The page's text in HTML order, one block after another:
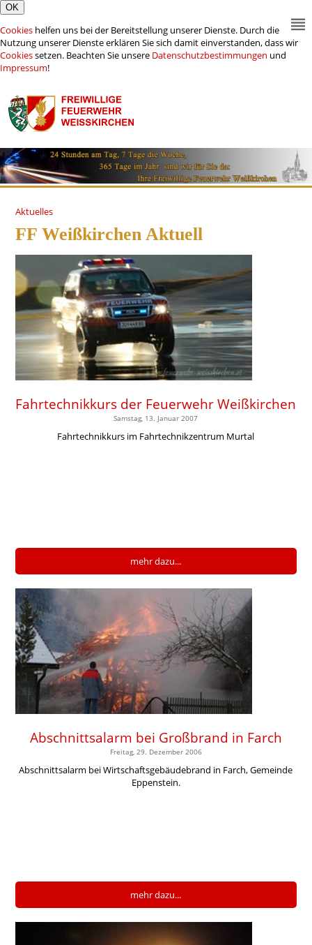
Cookies helfen uns bei der Bereitstellung unserer Dienste. Durch die
Nutzung unserer Dienste erklären Sie sich damit einverstanden, dass wir
Cookiessetzen. Beachten Sie unsere Datenschutzbestimmungen und
Impressum!
Aktuelles
FF Weißkirchen Aktuell
Fahrtechnikkurs der Feuerwehr Weißkirchen
Samstag, 13. Januar 2007
Fahrtechnikkurs im Fahrtechnikzentrum Murtal
mehr dazu...
Abschnittsalarm bei Großbrand in Farch
Freitag, 29. Dezember 2006
Abschnittsalarm bei Wirtschaftsgebäudebrand in Farch, Gemeinde
Eppenstein.
mehr dazu...